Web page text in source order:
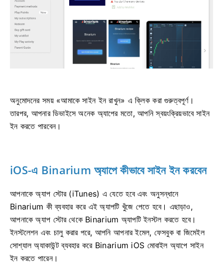
অনুমোদনের সময় «আমাকে সাইন ইন রাখুন» এ ক্লিক করা গুরুত্বপূর্ণ।
তারপর, আপনার ডিভাইসে অনেক অ্যাপের মতো, আপনি স্বয়ংক্রিয়ভাবে সাইন
ইন করতে পারবেন।
iOS-এ Binarium অ্যাপে কীভাবে সাইন ইন করবেন
আপনাকে অ্যাপ স্টোর (iTunes) এ যেতে হবে এবং অনুসন্ধানে
Binarium কী ব্যবহার করে এই অ্যাপটি খুঁজে পেতে হবে। এছাড়াও,
আপনাকে অ্যাপ স্টোর থেকে Binarium অ্যাপটি ইনস্টল করতে হবে।
ইনস্টলেশন এবং চালু করার পরে, আপনি আপনার ইমেল, ফেসবুক বা জিমেইল
সোশ্যাল অ্যাকাউন্ট ব্যবহার করে Binarium iOS মোবাইল অ্যাপে সাইন
ইন করতে পারেন।